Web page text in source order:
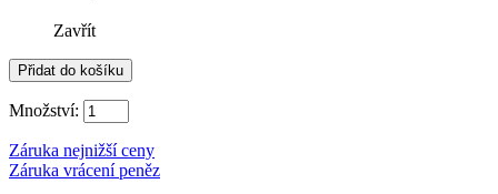
Zavřít
Množství:
Záruka nejnižší ceny
Záruka vrácení peněz